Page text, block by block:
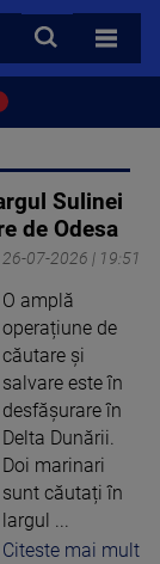
CAUTA
TOATE
Sulinei
de Odesa
26-07-2026 | 19:51
O amplă
operațiune de
căutare și
salvare este în
desfășurare în
Delta Dunării.
Doi marinari
sunt căutați în
largul ...
Citeste mai mult